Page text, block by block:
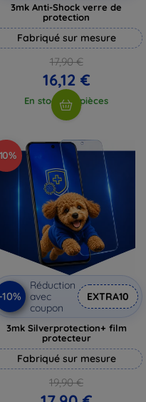
3mk Anti-Shock verre de
protection
Fabriqué sur mesure
17,90 €
16,12 €
En stock > 5 pièces
-10%
Réduction
avec
coupon
EXTRA10
3mk Silverprotection+ film
protecteur
Fabriqué sur mesure
19,90 €